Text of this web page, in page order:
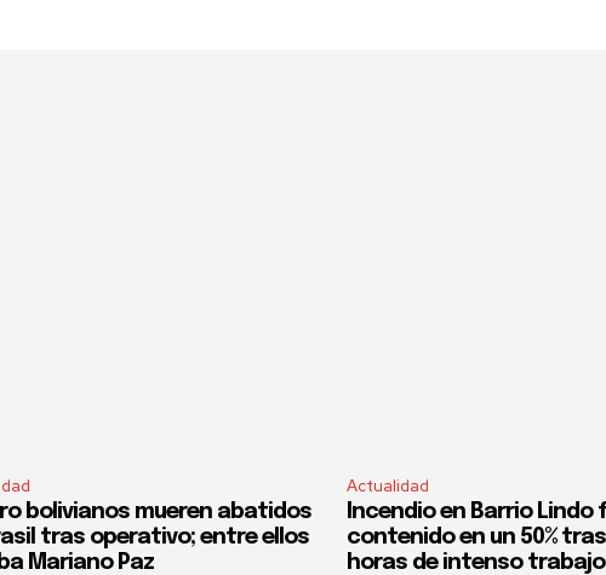
bolivianos mueren abatidos
tras operativo; entre ellos
Mariano Paz
Actualidad
Incendio en Barrio Lindo
contenido en un 50%
horas de intenso trabajo